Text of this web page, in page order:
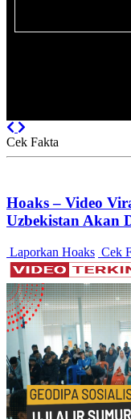
Previous
Cek Fakta
Hoaks – Video
Uzbekistan Akan
Laporkan Hoaks Cek